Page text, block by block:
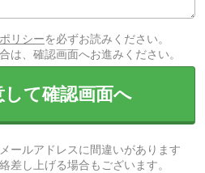
リシーを必ずお読みください。
は、確認画面へお進みください。
て確認画面へ
ールアドレスに間違いがあります
差し上げる場合もございます。